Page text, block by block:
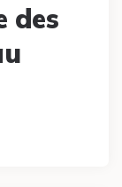
des